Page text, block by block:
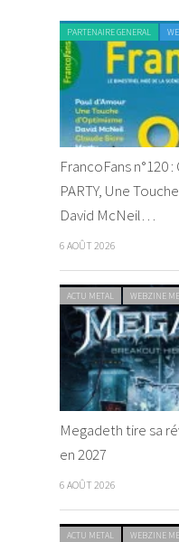
PARTENAIRE GENERAL
FrancoFans n°120 :
PARTY, Une
David McNeil…
6 AOÛT 2026
ACTU METAL WEBZINE
Megadeth tire sa
en 2027
6 AOÛT 2026
ACTU METAL WEBZINE